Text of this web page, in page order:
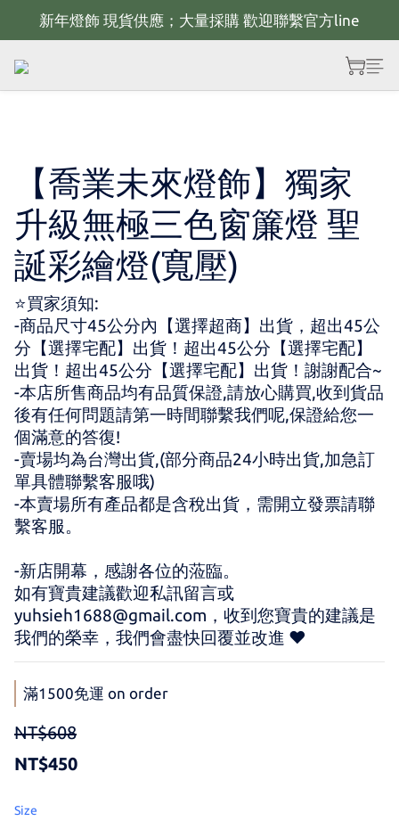
新年佈置規劃 歡迎聯繫官方LINE~
新年燈飾 現貨供應；大量採購 歡迎聯繫官方line
全館滿2000 現折100；最高可回饋10%購物金
【喬業未來燈飾】獨家
升級無極三色窗簾燈 聖
誕彩繪燈(寬壓)
⭐買家須知:
-商品尺寸45公分內【選擇超商】出貨，超出45公
分【選擇宅配】出貨！超出45公分【選擇宅配】
出貨！超出45公分【選擇宅配】出貨！謝謝配合~
-本店所售商品均有品質保證,請放心購買,收到貨品
後有任何問題請第一時間聯繫我們呢,保證給您一
個滿意的答復!
-賣場均為台灣出貨,(部分商品24小時出貨,加急訂
單具體聯繫客服哦)
-本賣場所有產品都是含稅出貨，需開立發票請聯
繫客服。
-新店開幕，感謝各位的蒞臨。
如有寶貴建議歡迎私訊留言或
yuhsieh1688@gmail.com，收到您寶貴的建議是
我們的榮幸，我們會盡快回覆並改進 ♥
滿1500免運 on order
NT$608
NT$450
Size